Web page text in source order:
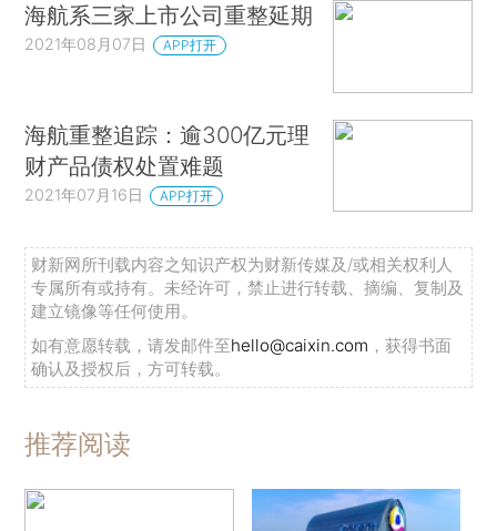
海航系三家上市公司重整延期
2021年08月07日 APP打开
海航重整追踪：逾300亿元理
财产品债权处置难题
2021年07月16日 APP打开
财新网所刊载内容之知识产权为财新传媒及/或相关权利人
专属所有或持有。未经许可，禁止进行转载、摘编、复制及
建立镜像等任何使用。
如有意愿转载，请发邮件至hello@caixin.com ，获得书面
确认及授权后，方可转载。
推荐阅读